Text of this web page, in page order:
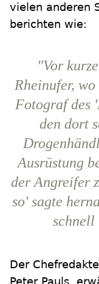
vielen anderen
berichten wie:
"Vor
Rheinufer,
Fotograf des
den dort
Ausrüstung
der Angreifer
so' sagte
schnell
Der
Peter Pauls,